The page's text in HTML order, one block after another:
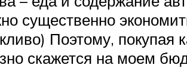
существенно
Поэтому, покупая
скажется на моем